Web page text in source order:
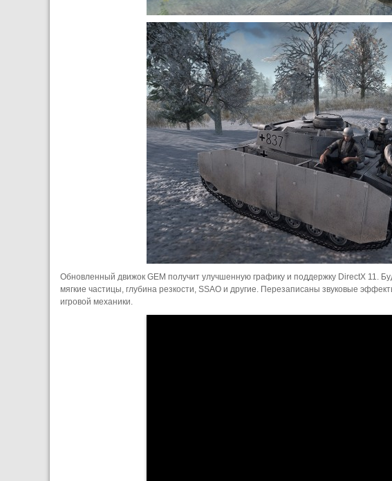
Обновленный движок GEM получит улучшенную графику и поддержку DirectX 11.
мягкие частицы, глубина резкости, SSAO и другие. Перезаписаны звуковые
игровой механики.